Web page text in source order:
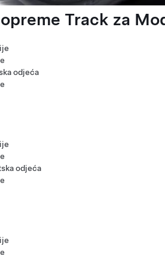
Track za
odjeća
odjeća